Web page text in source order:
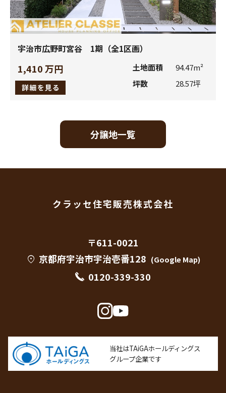
し、お客様の事前の同意を得た上で、提供または利用させ
ていただきます。
(4)当社にご連絡いただき、ご質問やご意見等をお受けした
際に、電話の録音等の記録を取らせていただく場合がござ
いただきました内容の確認や、よりよい応対業務を提供す
るために利用させていただきます。
３．個人情報の開示先の範囲
お客様の個人情報は、次のいずれかに該当する場合を除き、
上記2.（1） a、b、cに記載されている会社（以下、個人情
人の生命、身体または財産の保護のために必要がある場合
公衆衛生の向上または児童の健全な育成の推進のために特
に必要がある場合であって、お客様の同意を得ることが困
国の機関若しくは地方公共団体が法令の定める事務を遂行
することに対して協力する必要がある場合であって、情報
すおそれがあるとき。
法令に基づく場合。
宇治市広野町宮谷 1期（全1区画）
1,410 万円 土地面積
94.47m²
坪数
28.57坪
分譲地一覧
クラッセ住宅販売株式会社
〒611-0021
location_on 京都府宇治市宇治壱番128 (Google Map)
0120-339-330
当社はTAiGAホールディングス
グループ企業です